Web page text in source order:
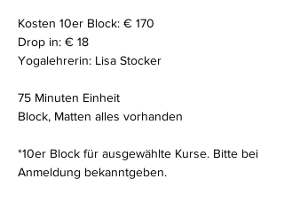
Kosten 10er Block: € 170
Drop in: € 18
Yogalehrerin: Lisa Stocker
75 Minuten Einheit
Block, Matten alles vorhanden
*10er Block für ausgewählte Kurse. Bitte bei
Anmeldung bekanntgeben.